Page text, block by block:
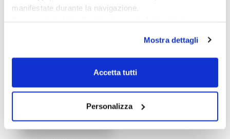
manifestate durante la navigazione.
scelte privacy sui cookie, ti invitiamo a prendere visione
dell’informativa cookie.
Chiudendo il banner tramite la “X” prosegui la
dei soli cookie tecnici. Selezionando “Accetta tutti” presti
il tuo consenso alla profilazione che potrai revocare in
ogni momentoRevoca
Mostra dettagli
Accetta tutti
Personalizza